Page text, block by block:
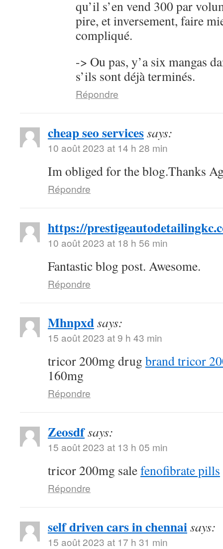
qu’il s’en vend 300 par
pire, et inversement, faire
compliqué.
-> Ou pas, y’a six mangas
s’ils sont déjà terminés.
Répondre
cheap seo servicessays:
10 août 2023 at 14 h 28 min
Im obliged for the blog.Thanks
Répondre
https://
10 août 2023 at 18 h 56 min
Fantastic blog post. Awesome.
Répondre
Mhnpxdsays:
15 août 2023 at 9 h 43 min
tricor 200mg drug brand tricor
160mg
Répondre
Zeosdfsays:
15 août 2023 at 13 h 05 min
tricor 200mg salefenofibrate pills
Répondre
self driven cars in chennaisays:
15 août 2023 at 17 h 31 min